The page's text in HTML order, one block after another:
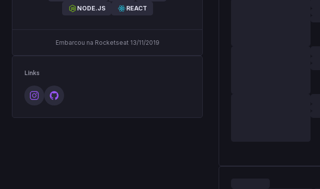
NODE.JS
REACT
Embarcou na Rocketseat 13/11/2019
Links